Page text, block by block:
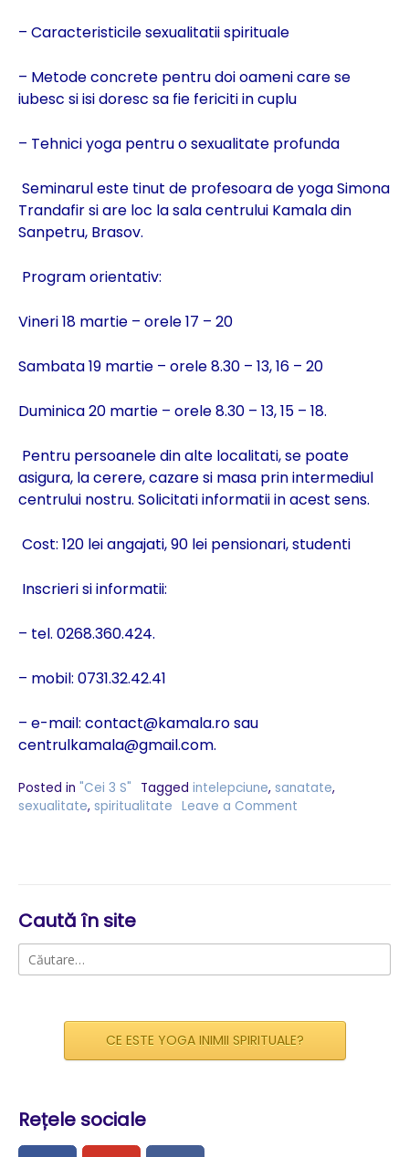
– Caracteristicile sexualitatii spirituale
– Metode concrete pentru doi oameni care se
iubesc si isi doresc sa fie fericiti in cuplu
– Tehnici yoga pentru o sexualitate profunda
Seminarul este tinut de profesoara de yoga Simona
Trandafir si are loc la sala centrului Kamala din
Sanpetru, Brasov.
Program orientativ:
Vineri 18 martie – orele 17 – 20
Sambata 19 martie – orele 8.30 – 13, 16 – 20
Duminica 20 martie – orele 8.30 – 13, 15 – 18.
Pentru persoanele din alte localitati, se poate
asigura, la cerere, cazare si masa prin intermediul
centrului nostru. Solicitati informatii in acest sens.
Cost: 120 lei angajati, 90 lei pensionari, studenti
Inscrieri si informatii:
– tel. 0268.360.424.
– mobil: 0731.32.42.41
– e-mail: contact@kamala.ro sau
centrulkamala@gmail.com.
Posted in "Cei 3 S" Tagged intelepciune, sanatate,
sexualitate, spiritualitate Leave a Comment
Spiritualitate”
(1)
–
18-
Caută în site
Caută
după:
CE ESTE YOGA INIMII SPIRITUALE?
Rețele sociale